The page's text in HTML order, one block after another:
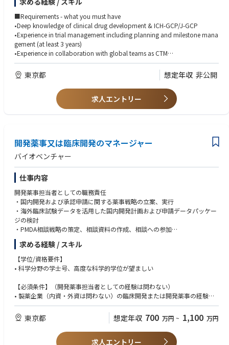
Lとのインタラクション用資料を準備する。
ライセンスイン及びM&Aに関連するデューデリジェンス活動をサポートす
る。
・Supports PMDA inspection
・Other tasks, if needed.
al Trial Team (CTT) and Japan Compound Development Team (J-CDT).
■Key responsibilities include:
In addition to CTM tasks in alignment with GTL and CTM, JCTM has follo
wing responsibilities for Japan.
■Trial Planning
•Work in collaboration with JOL to assess CRO Task Orders (TOs) in assig
ned trials, ensuring that the outsourcing scope and costs for Japan are a
ppropriate and aligned with trial requirements
•Set the target timeline, target number of patients, and required number
of sites in Japan together with JOL and GTL, JCDT members, CRO, and
•Collaborate with JOL, CTT and other relevant stakeholders to ensure tha
t required actions based on Drugs used in the Clinical Trial (DUCT) are co
mpleted
•Develop Country level ICF, if applicable
•Review Japanese translation of IMP labels
■Site Selection and Management
•Coordinate cross-functional discussions to develop and prioritize site c
andidate lists aligned with trial strategy and Japan-specific consideratio
ns
•Drive site feasibility and selection in collaboration with CROs
•Involve in optimizing site costs in Japan
■Trial Execution and Monitoring
•Build and maintain investigator engagement at trial level to support suc
cessful trial execution and delivery.
•Ensure achievement of key milestones (CTN submission, FPI, LPI, etc.) in
Japan
•Collaborate across relevant functions to proactively resolve operational
challenges within assigned trials and ensure smooth trial progression.
■Requirements - what you must have
•Deep knowledge of clinical drug development & ICH-GCP/J-GCP
•Experience in trial management including planning and milestone mana
gement (at least 3 years)
•Experience in collaboration with global teams as CTM
•Experience in mentoring CTMs and CTAs
•Experience in outsourcing and vendor management
•Experience in budget management is preferrable
•Ability to anticipate risks and issues with proactivity to offer solutions &
to timely escalate issues when needed
•Demonstrated ability to collaborate with cross-functional teams to driv
•Written and oral communication skills in both Japanese and English
•Oncology experience is recommended
東京都 想定年収 非公開
求人エントリー
開発薬事又は臨床開発のマネージャー
バイオベンチャー
仕事内容
開発薬事担当者としての職務責任
・国内開発および承認申請に関する薬事戦略の立案、実行
・海外臨床試験データを活用した国内開発計画および申請データパッケー
ジの検討
・PMDA相談戦略の策定、相談資料の作成、相談への参加
・PMDA、厚生労働省等の規制当局とのコミュニケーション
・治験開始に向けたスケジュール、契約、治験薬供給、必要資材等の準備
および進捗管理
・治験届の作成、提出および当局対応
・承認申請後の照会事項対応および審査スケジュールの管理
・効能・効果、用法・用量、使用上の注意等の申請内容の検討
臨床開発担当者としての職務責任
•開発プロダクトの TPP（ターゲットプロダクトプロファイル）の作成
•開発戦略・計画の策定、治験実施計画書等の⽴案・作成
求める経験 / スキル
【学位/資格要件】
• 科学分野の学士号、高度な科学的学位が望ましい
【必須条件】（開発薬事担当者としての経験は問わない）
• 製薬企業（内資・外資は問わない）の臨床開発または開発薬事の経験
• 複数品目の臨床開発または開発薬事の経験
• 開発薬事担当者または開発担当者としての対面助言の経験
【望まれる条件】
• 臨床開発または開発薬事における承認取得の経験
東京都 想定年収 700 万円 ~ 1,100 万円
求人エントリー